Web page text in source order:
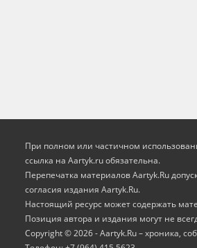
При полном или частичном
ссылка на Aartyk.ru oбязательна.
Перепечатка материалов Aartyk.Ru
согласия издания Aartyk.Ru.
Настоящий ресурс может содержать
Позиция автора и издания могут не
Copyright © 2026 - Aartyk.Ru – хроника,